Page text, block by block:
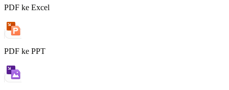
PDF ke Excel
PDF ke PPT